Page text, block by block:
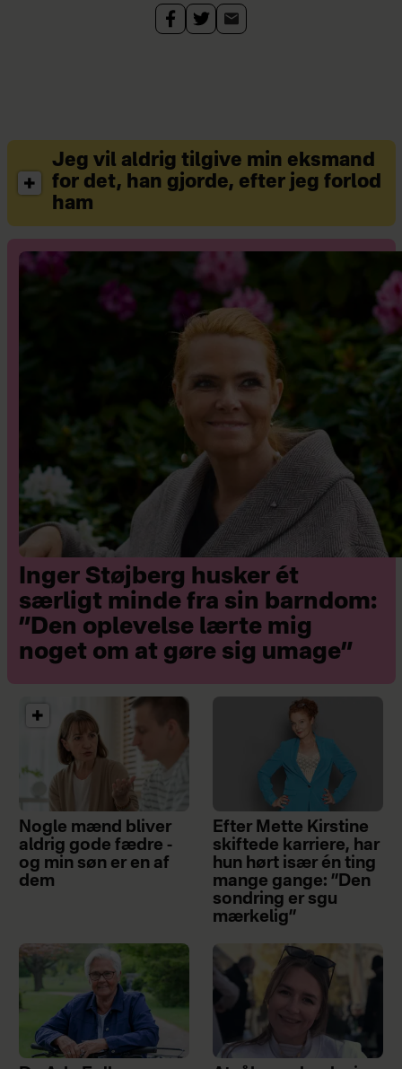
Jeg vil aldrig tilgive min eksmand
for det, han gjorde, efter jeg forlod
ham
Inger Støjberg husker ét
særligt minde fra sin barndom:
”Den oplevelse lærte mig
noget om at gøre sig umage”
Nogle mænd bliver
aldrig gode fædre -
og min søn er en af
dem
Efter Mette Kirstine
skiftede karriere, har
hun hørt især én ting
mange gange: ”Den
sondring er sgu
mærkelig”